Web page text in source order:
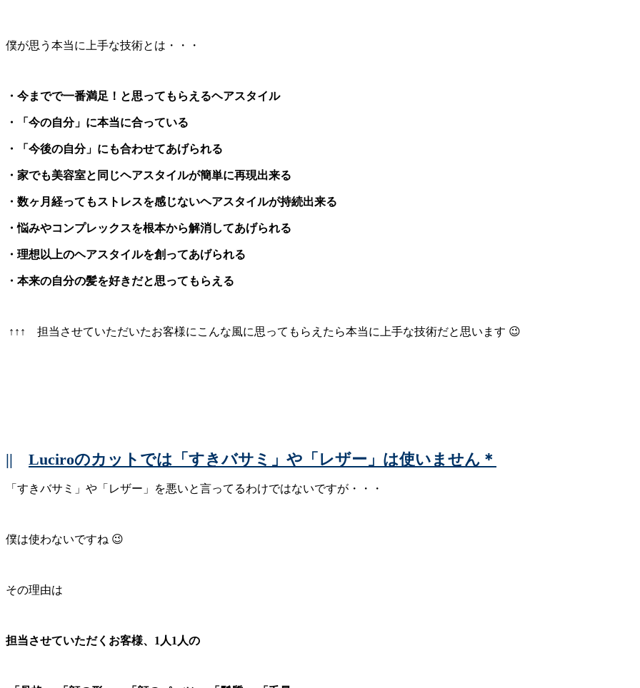
僕が思う本当に上手な技術とは・・・
・今までで一番満足！と思ってもらえるヘアスタイル
・「今の自分」に本当に合っている
・「今後の自分」にも合わせてあげられる
・家でも美容室と同じヘアスタイルが簡単に再現出来る
・数ヶ月経ってもストレスを感じないヘアスタイルが持続出来る
・悩みやコンプレックスを根本から解消してあげられる
・理想以上のヘアスタイルを創ってあげられる
・本来の自分の髪を好きだと思ってもらえる
↑↑↑ 担当させていただいたお客様にこんな風に思ってもらえたら本当に上手な技術だと思います 😉
|| Luciroのカットでは「すきバサミ」や「レザー」は使いません＊
「すきバサミ」や「レザー」を悪いと言ってるわけではないですが・・・
僕は使わないですね 😉
その理由は
担当させていただくお客様、1人1人の